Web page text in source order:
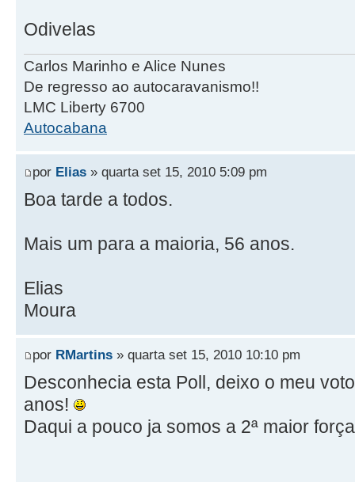
Odivelas
Carlos Marinho e Alice Nunes
De regresso ao autocaravanismo!!
LMC Liberty 6700
Autocabana
por Elias » quarta set 15, 2010 5:09 pm
Boa tarde a todos.
Mais um para a maioria, 56 anos.
Elias
Moura
por RMartins » quarta set 15, 2010 10:10 pm
Desconhecia esta Poll, deixo o meu
anos!
Daqui a pouco ja somos a 2ª maior